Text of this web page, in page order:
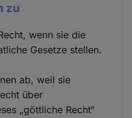
zu
wenn sie die
Gesetze stellen.
ab, weil sie
über
„göttliche Recht“